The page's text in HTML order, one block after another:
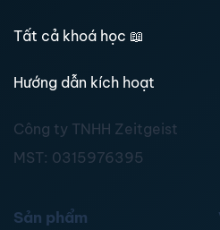
Tất cả khoá học 📖
Hướng dẫn kích hoạt
Công ty TNHH Zeitgeist
MST: 0315976395
Sản phẩm